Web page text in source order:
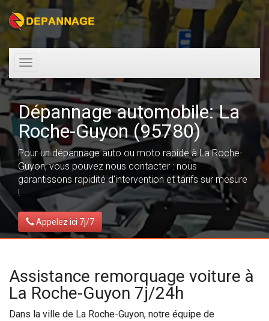
Toggle
navigation
Dépannage automobile: La
Roche-Guyon (95780)
Pour un dépannage auto ou moto rapide à La Roche-
Guyon, vous pouvez nous contacter : nous
garantissons rapidité d'intervention et tarifs sur mesure
!
Appelez ici 7j/7
Assistance remorquage voiture à
La Roche-Guyon 7j/24h
Dans la ville de La Roche-Guyon, notre équipe de